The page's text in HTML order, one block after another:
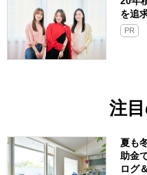
を追
PR
注
夏も
助金
ログ